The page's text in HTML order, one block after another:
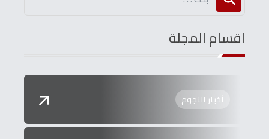
اقسام المجلة
أخبار النجوم